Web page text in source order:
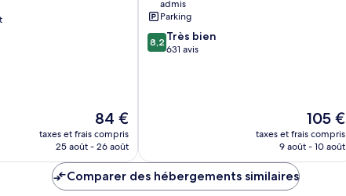
Le
nouveau
prix
de
84 €
84 €
taxes et frais compris
25 août - 26 août
admis
Parking
8.2
sur
8,2 Très bien
631 avis
Le
nouveau
prix
105 €
taxes et frais compris
9 août - 10 août
Comparer des hébergements similaires